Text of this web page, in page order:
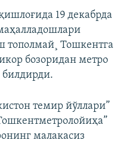
19 декабрда
тополмай¸ Тошкентга
бозоридан метро
темир йўллари”
малакасиз